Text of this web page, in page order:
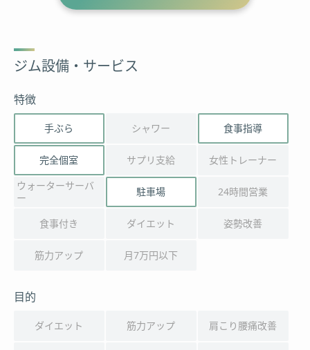
ジム設備・サービス
特徴
手ぶら シャワー 食事指導
完全個室 サプリ支給
女性トレーナー
ウォーターサーバ
ー
駐車場 24時間営業
食事付き ダイエット 姿勢改善
筋力アップ 月7万円以下
目的
ダイエット 筋力アップ 肩こり腰痛改善